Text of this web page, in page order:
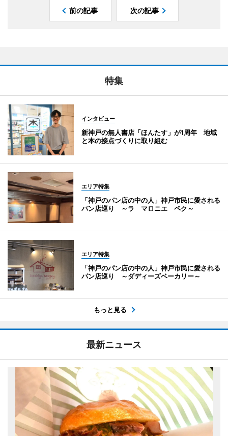
前の記事 次の記事
特集
インタビュー
新神戸の無人書店「ほんたす」が1周年 地域
と本の接点づくりに取り組む
エリア特集
「神戸のパン店の中の人」神戸市民に愛される
パン店巡り ～ラ マロニエ ペク～
エリア特集
「神戸のパン店の中の人」神戸市民に愛される
パン店巡り ～ダディーズベーカリー～
もっと見る
最新ニュース